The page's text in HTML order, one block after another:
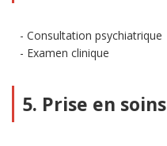
Consultation psychiatrique
Examen clinique
5. Prise en soins